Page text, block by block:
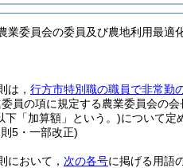
業委員会の委員及び農地利用最適
は， 行方市特別職の職員で非常勤
員の項に規定する農業委員会の
下「加算額」という。)について定
5・一部改正)
において， 次の各号に掲げる用語